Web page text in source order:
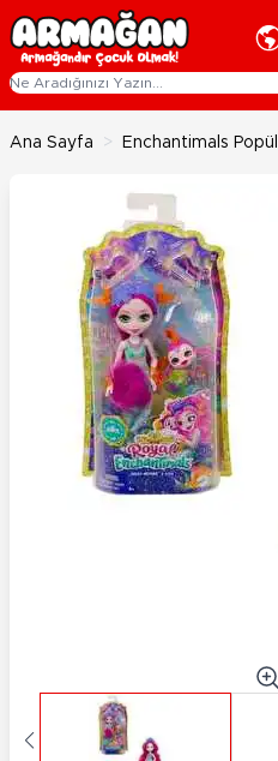
İçeriğe geç
Ana Sayfa > Enchantimals